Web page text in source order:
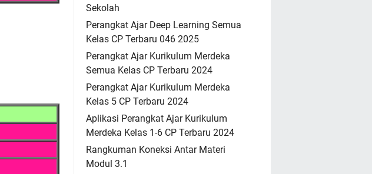
Sekolah
Perangkat Ajar Deep Learning Semua
Kelas CP Terbaru 046 2025
Perangkat Ajar Kurikulum Merdeka
Semua Kelas CP Terbaru 2024
Perangkat Ajar Kurikulum Merdeka
Kelas 5 CP Terbaru 2024
Aplikasi Perangkat Ajar Kurikulum
Merdeka Kelas 1-6 CP Terbaru 2024
Rangkuman Koneksi Antar Materi
Modul 3.1